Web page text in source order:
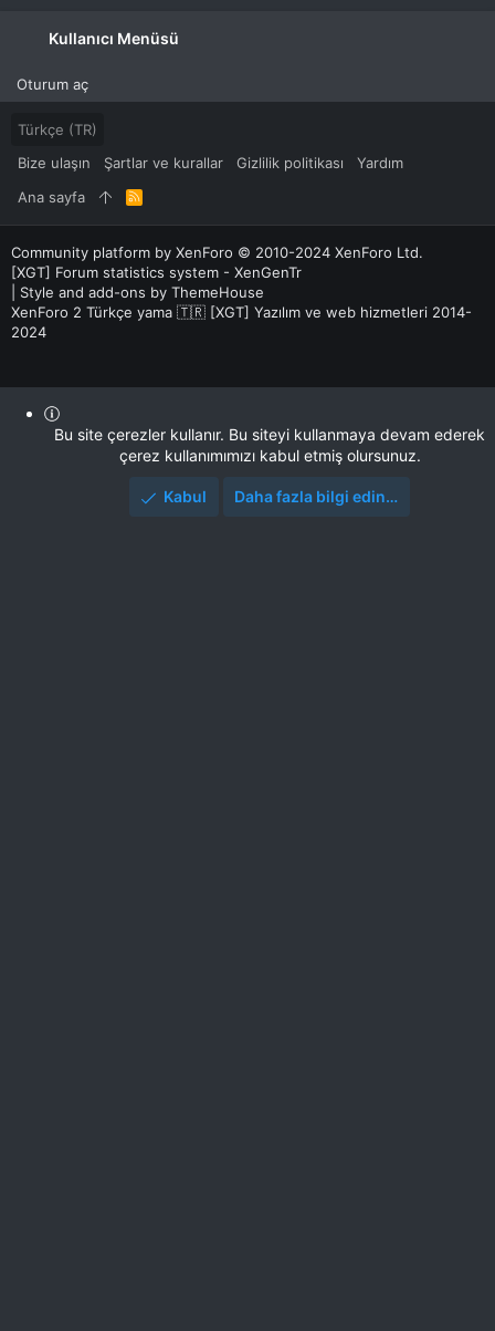
Kullanıcı Menüsü
Oturum aç
Türkçe (TR)
Bize ulaşın
Şartlar ve kurallar Gizlilik politikası
Yardım
Ana sayfa
R
S
Community platform by XenForo © 2010-2024 XenForo Ltd.
[XGT] Forum statistics system - XenGenTr
Style and add-ons by ThemeHouse
XenForo 2 Türkçe yama 🇹🇷 [XGT] Yazılım ve web hizmetleri 2014-
2024
Bu site çerezler kullanır. Bu siteyi kullanmaya devam ederek
çerez kullanımımızı kabul etmiş olursunuz.
Kabul Daha fazla bilgi edin…